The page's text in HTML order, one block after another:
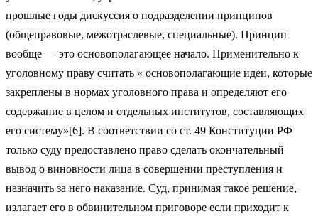
прошлые годы дискуссия о подразделении принципов
(общеправовые, межотраслевые, специальные). Принцип
вообще — это основополагающее начало. Применительно к
уголовному праву считать « основополагающие идеи, которые
закреплены в нормах уголовного права и определяют его
содержание в целом и отдельных институтов, составляющих
его систему»[6]. В соответствии со ст. 49 Конституции РФ
только суду предоставлено право сделать окончательный
вывод о виновности лица в совершении преступления и
назначить за него наказание. Суд, принимая такое решение,
излагает его в обвинительном приговоре если приходит к